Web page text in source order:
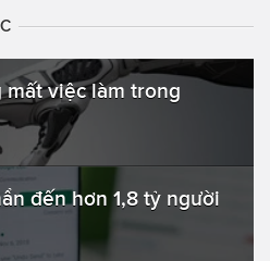
việc làm trong
đến hơn 1,8 tỷ người